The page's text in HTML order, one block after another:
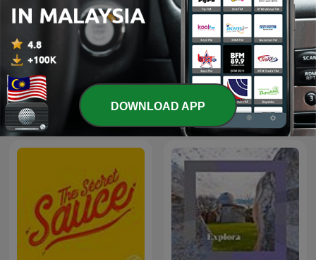
Aprende Ingles Hoy
Finanzielle Intelligenz mit
Marc Friedrich
DOWNLOAD APP